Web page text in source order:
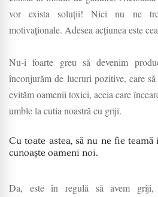
vor exista soluții! Nici nu ne
motivaționale. Adesea acțiunea este
Nu-i foarte greu să devenim
înconjurăm de lucruri pozitive, care
evităm oamenii toxici, aceia care
umble la cutia noastră cu griji.
Cu toate astea, să nu ne fie
cunoaște oameni noi.
Da, este în regulă să avem griji,